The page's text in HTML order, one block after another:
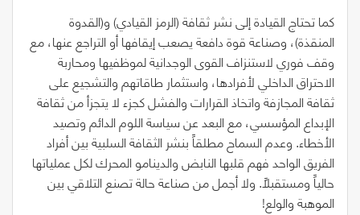
كما تحتاج القيادة إلى نشر ثقافة(الرمز القيادي)و(القدوة
المنقذة)، وصناعة قوة دافعة يصعب إيقافها أو التراجع عنها، مع
وقف فوري لاستنزاف القوى الوجدانية لموظفيها ومحاربة
الاحتراق الداخلي لأفرادها، واستثمار طاقاتهم والتشجيع على
ثقافة المجازفة واتخاذ القرارات والفشل كجزء لا يتجزأ من ثقافة
الإبداع المؤسسي، مع البعد عن سياسة اللوم الدائم وتصيد
الأخطاء. وعدم السماح مطلقاً بنشر الثقافة السلبية بين أفراد
الفريق الواحد فهم قلبها النابض والدينامو المحرك لكل عملياتها
حالياً ومستقبلاً. ولا أجمل من صناعة حالة تصنع التلاقي بين
الموهبة والولع!